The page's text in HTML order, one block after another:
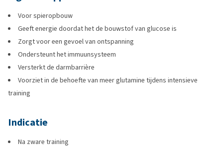
Voor spieropbouw
Geeft energie doordat het de bouwstof van glucose is
Zorgt voor een gevoel van ontspanning
Ondersteunt het immuunsysteem
Versterkt de darmbarrière
Voorziet in de behoefte van meer glutamine tijdens intensieve
training
Indicatie
Na zware training